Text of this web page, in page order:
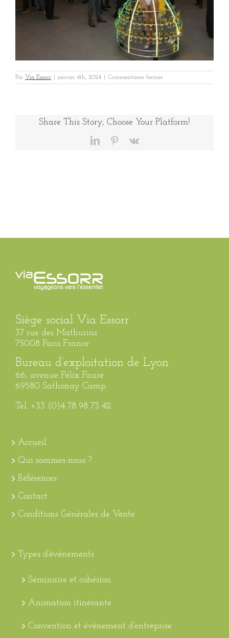
Par Via Essorr janvier 4th, 2024 Commentaires ferméssur
GalaHexaom132
Share This Story, Choose Your Platform!
LinkedInPinterest
Vk
Siège social Via Essorr
37 rue des Mathurins
75008 Paris France
Bureau d’exploitation de Lyon
66, avenue Félix Faure
69580 Sathonay Camp
Tel. +33 (0)4 78 98 73 42
Accueil
Qui sommes-nous ?
Références
Contact
Conditions Générales de Vente
Types d’évènements
Séminaire et cohésion
Animation itinérante
Convention et évènement d’entreprise